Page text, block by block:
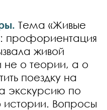
Тема «Живые
профориентация
живой
не о теории, а о
поездку на
экскурсию по
истории. Вопросы